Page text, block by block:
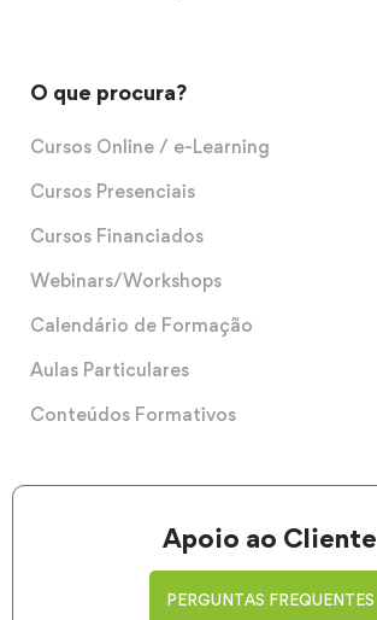
O que procura?
Cursos Online / e-Learning
Cursos Presenciais
Cursos Financiados
Webinars/Workshops
Calendário de Formação
Aulas Particulares
Conteúdos Formativos
Apoio ao Cliente
PERGUNTAS FREQUENTES